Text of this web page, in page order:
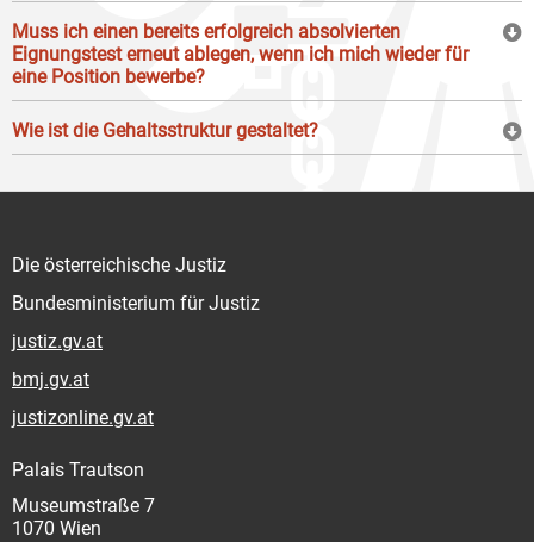
Muss ich einen bereits erfolgreich absolvierten
Eignungstest erneut ablegen, wenn ich mich wieder für
eine Position bewerbe?
Wie ist die Gehaltsstruktur gestaltet?
Die österreichische Justiz
Bundesministerium für Justiz
justiz.gv.at
bmj.gv.at
justizonline.gv.at
Palais Trautson
Museumstraße 7
1070 Wien